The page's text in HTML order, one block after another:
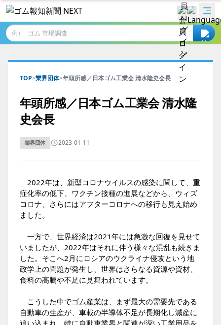
例）
TOP>業界団体>年頭所感／日本ゴム工業会 清水隆史会長
年頭所感／日本ゴム工業会 清水隆
史会長
業界団体 2023-01-11
2022年は、新型コロナウイルスの感染に関して、重
症化率の低下、ワクチン接種の進展などから、ウィズ
コロナ、さらにはアフターコロナへの移行も見え始め
ました。
一方で、世界経済は2021年には急激な回復を見せて
いましたが、2022年はそれに伴う様々な混乱も続きま
した。そこへ2月にロシアのウクライナ侵攻という地
政学上の問題が発生し、世界はさらなる資源や資材、
食料の高騰や不足に見舞われています。
こうした中でゴム産業は、まず最大の需要先である
自動車の生産が、車載の半導体不足が長期化し減産に
追い込まれ、特に自動車業界と関連が深い工業用品を